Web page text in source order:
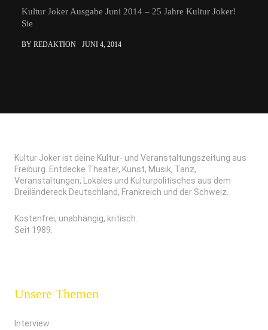
Kultur Joker Ausgabe Juni 2014 – 25 Jahre Kultur Joker!
Sie
BY REDAKTION JUNI 4, 2014
Kultur Joker ist deine Kultur- und Veranstaltungszeitung aus
Freiburg. Entdecke Theater, Kunst, Musik, Tanz,
Veranstaltungen, Lokales und Kulturpolitisches aus dem
Dreiländereck Deutschland, Frankreich und der Schweiz.
Kostenfrei, unabhängig, kritisch.
Seit 1989.
Unsere Themen
Interview